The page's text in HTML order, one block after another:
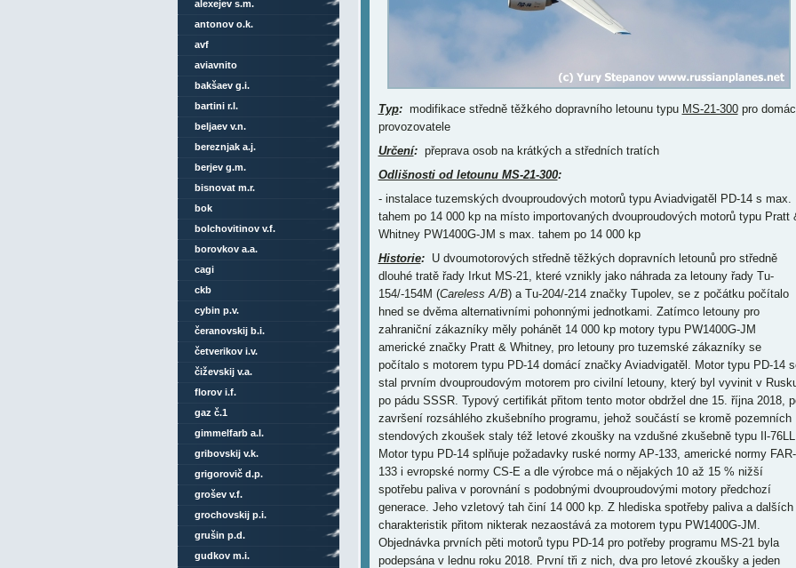
Typ:modifikace středně těžkého dopravního letounu typu MS-21-300pro
provozovatele
Určení:přeprava osob na krátkých a středních tratích
Odlišnosti od letounu MS-21-300:
- instalace tuzemských dvouproudových motorů typu Aviadvigatěl PD-14 s max.
tahem po 14 000 kp na místo importovaných dvouproudových motorů typu Pratt
Whitney PW1400G-JM s max. tahem po 14 000 kp
Historie:U dvoumotorových středně těžkých dopravních letounů pro středně
dlouhé tratě řady Irkut MS-21, které vznikly jako náhrada za letouny řady Tu-
154/-154M (Careless A/B) a Tu-204/-214 značky Tupolev, se z počátku počítalo
hned se dvěma alternativními pohonnými jednotkami. Zatímco letouny pro
zahraniční zákazníky měly pohánět 14 000 kp motory typu PW1400G-JM
americké značky Pratt & Whitney, pro letouny pro tuzemské zákazníky se
počítalo s motorem typu PD-14 domácí značky Aviadvigatěl. Motor typu PD-14
stal prvním dvouproudovým motorem pro civilní letouny, který byl vyvinit v
po pádu SSSR. Typový certifikát přitom tento motor obdržel dne 15. října 2018,
završení rozsáhlého zkušebního programu, jehož součástí se kromě pozemních
stendových zkoušek staly též letové zkoušky na vzdušné zkušebně typu Il-
Motor typu PD-14 splňuje požadavky ruské normy AP-133, americké normy FAR-
133 i evropské normy CS-E a dle výrobce má o nějakých 10 až 15 % nižší
spotřebu paliva v porovnání s podobnými dvouproudovými motory předchozí
generace. Jeho vzletový tah činí 14 000 kp. Z hlediska spotřeby paliva a dalších
charakteristik přitom nikterak nezaostává za motorem typu PW1400G-JM.
Objednávka prvních pěti motorů typu PD-14 pro potřeby programu MS-21 byla
podepsána v lednu roku 2018. První tři z nich, dva pro letové zkoušky a jeden
alexejev s.m.
antonov o.k.
avf
aviavnito
bakšaev g.i.
bartini r.l.
beljaev v.n.
bereznjak a.j.
berjev g.m.
bisnovat m.r.
bok
bolchovitinov v.f.
borovkov a.a.
cagi
ckb
cybin p.v.
čeranovskij b.i.
četverikov i.v.
čiževskij v.a.
florov i.f.
gaz č.1
gimmelfarb a.l.
gribovskij v.k.
grigorovič d.p.
grošev v.f.
grochovskij p.i.
grušin p.d.
gudkov m.i.